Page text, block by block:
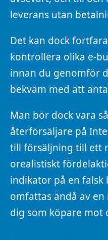
leverans utan
Det kan dock
kontrollera olika e-
innan du genomför
bekväm med att
Man bör dock vara
återförsäljare på
till försäljning till ett
orealistiskt
indikator på en
omfattas ändå av
dig som köpare mot